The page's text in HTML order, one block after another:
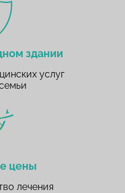
здании
услуг
цены
лечения